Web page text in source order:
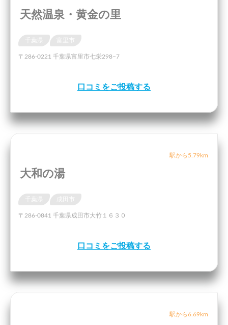
天然温泉・黄金の里
千葉県
〒286-0221 千葉県富里市七栄298−7
口コミをご投稿する
駅から5.79km
大和の湯
千葉県 成田市
〒286-0841 千葉県成田市大竹１６３０
口コミをご投稿する
駅から6.69km